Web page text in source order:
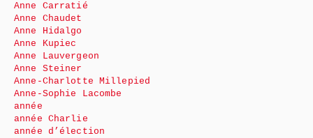
Anne Carratié
Anne Chaudet
Anne Hidalgo
Anne Kupiec
Anne Lauvergeon
Anne Steiner
Anne-Charlotte Millepied
Anne-Sophie Lacombe
année
année Charlie
année d’élection